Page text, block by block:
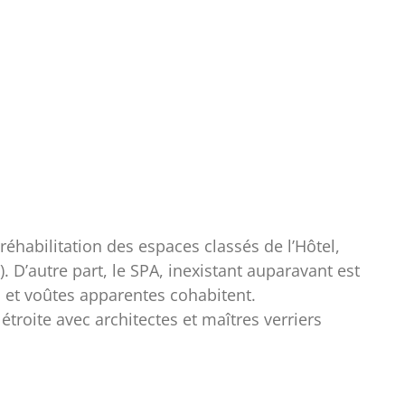
des espaces classés de l’Hôtel,
part, le SPA, inexistant auparavant est
voûtes apparentes cohabitent.
avec architectes et maîtres verriers